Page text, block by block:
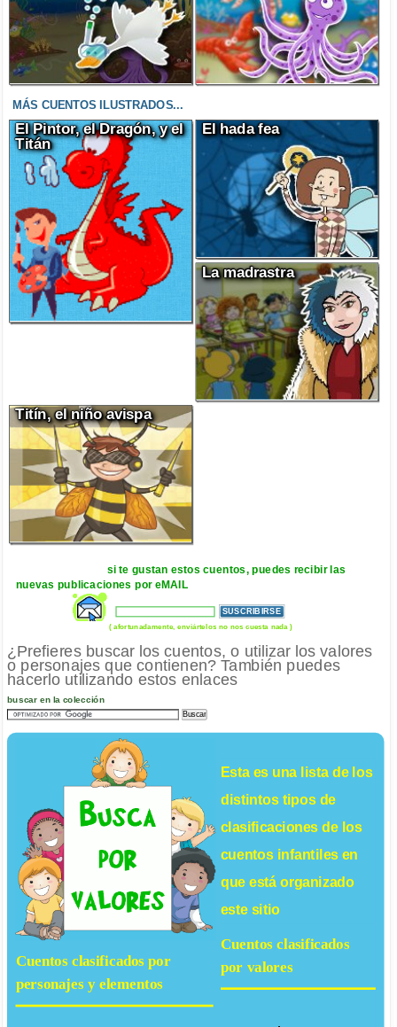
MÁS CUENTOS ILUSTRADOS...
El Pintor, el Dragón, y el
Titán
El hada fea
La madrastra
Titín, el niño avispa
si te gustan estos cuentos, puedes recibir las
nuevas publicaciones por eMAIL
( afortunadamente, enviártelos no nos cuesta nada )
¿Prefieres buscar los cuentos, o utilizar los valores
o personajes que contienen? También puedes
hacerlo utilizando estos enlaces
buscar en la colección
Esta es una lista de los
distintos tipos de
clasificaciones de los
cuentos infantilesen
que está organizado
este sitio
Cuentos clasificados
por valores
Cuentos clasificados por
personajes y elementos